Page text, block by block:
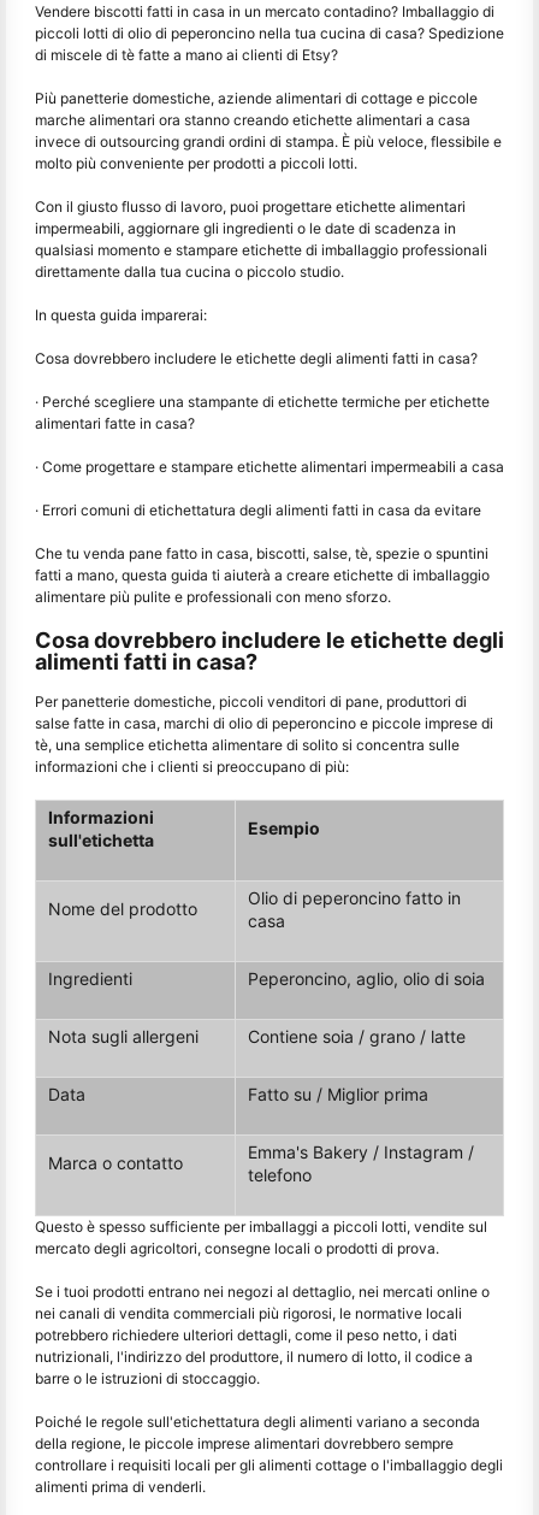
Vendere biscotti fatti in casa in un mercato contadino? Imballaggio di
piccoli lotti di olio di peperoncino nella tua cucina di casa? Spedizione
di miscele di tè fatte a mano ai clienti di Etsy?
Più panetterie domestiche, aziende alimentari di cottage e piccole
marche alimentari ora stanno creando etichette alimentari a casa
invece di outsourcing grandi ordini di stampa. È più veloce, flessibile e
molto più conveniente per prodotti a piccoli lotti.
Con il giusto flusso di lavoro, puoi progettare etichette alimentari
impermeabili, aggiornare gli ingredienti o le date di scadenza in
qualsiasi momento e stampare etichette di imballaggio professionali
direttamente dalla tua cucina o piccolo studio.
In questa guida imparerai:
Cosa dovrebbero includere le etichette degli alimenti fatti in casa?
· Perché scegliere una stampante di etichette termiche per etichette
alimentari fatte in casa?
· Come progettare e stampare etichette alimentari impermeabili a casa
· Errori comuni di etichettatura degli alimenti fatti in casa da evitare
Che tu venda pane fatto in casa, biscotti, salse, tè, spezie o spuntini
fatti a mano, questa guida ti aiuterà a creare etichette di imballaggio
alimentare più pulite e professionali con meno sforzo.
Cosa dovrebbero includere le etichette degli
alimenti fatti in casa?
Per panetterie domestiche, piccoli venditori di pane, produttori di
salse fatte in casa, marchi di olio di peperoncino e piccole imprese di
tè, una semplice etichetta alimentare di solito si concentra sulle
informazioni che i clienti si preoccupano di più:
Informazioni
sull'etichetta
Esempio
Nome del prodotto
Olio di peperoncino fatto in
casa
Ingredienti Peperoncino, aglio, olio di soia
Nota sugli allergeni Contiene soia / grano / latte
Data Fatto su / Miglior prima
Marca o contatto
Emma's Bakery / Instagram /
telefono
Questo è spesso sufficiente per imballaggi a piccoli lotti, vendite sul
mercato degli agricoltori, consegne locali o prodotti di prova.
Se i tuoi prodotti entrano nei negozi al dettaglio, nei mercati online o
nei canali di vendita commerciali più rigorosi, le normative locali
potrebbero richiedere ulteriori dettagli, come il peso netto, i dati
nutrizionali, l'indirizzo del produttore, il numero di lotto, il codice a
barre o le istruzioni di stoccaggio.
Poiché le regole sull'etichettatura degli alimenti variano a seconda
della regione, le piccole imprese alimentari dovrebbero sempre
controllare i requisiti locali per gli alimenti cottage o l'imballaggio degli
alimenti prima di venderli.